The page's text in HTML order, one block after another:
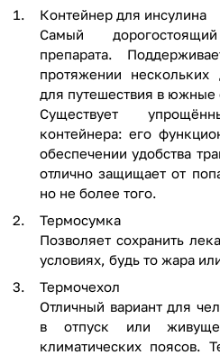
Контейнер для инсулина
Самый
препарата.
протяжении нескольких
для путешествия в южные
Существует
контейнера: его
обеспечении удобства
отлично защищает от
но не более того.
Термосумка
Позволяет сохранить
условиях, будь то жара
Термочехол
Отличный вариант для
в отпуск или
климатических поясов.